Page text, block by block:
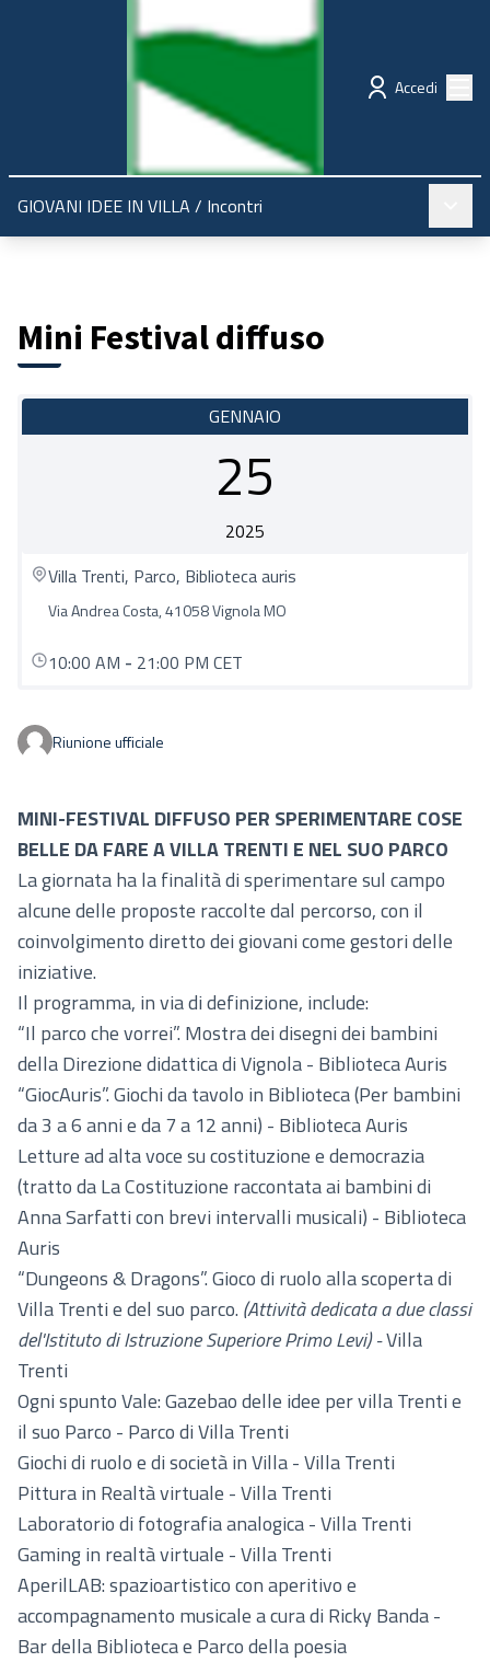
Regione Emilia-Romagna Partecipazione
Accedi
GIOVANI IDEE IN VILLA / Incontri
Mini Festival diffuso
GENNAIO
25
2025
Villa Trenti, Parco, Biblioteca auris
Via Andrea Costa, 41058 Vignola MO
10:00 AM - 21:00 PM CET
Riunione ufficiale
MINI-FESTIVAL DIFFUSO PER SPERIMENTARE COSE
BELLE DA FARE A VILLA TRENTI E NEL SUO PARCO
La giornata ha la finalità di sperimentare sul campo
alcune delle proposte raccolte dal percorso, con il
coinvolgimento diretto dei giovani come gestori delle
iniziative.
Il programma, in via di definizione, include:
“Il parco che vorrei”. Mostra dei disegni dei bam bini
della Direzione didattica di Vignola - Biblioteca Auris
“GiocAuris”. Giochi da tavolo in Biblioteca (Per bambini
da 3 a 6 anni e da 7 a 12 anni) - Biblioteca Auris
Letture ad alta voce su costituzione e democrazia
(tratto da La Costituzione raccontata ai bambini di
Anna Sarfatti con brevi intervalli musicali) - Biblioteca
Auris
“Dungeons & Dragons”. Gioco di ruolo alla scoperta di
Villa Trenti e del suo parco. (Attività dedicata a due classi
del'Istituto di Istruzione Superiore Primo Levi) -Villa
Trenti
Ogni spunto Vale: Gazebao delle idee per villa Trenti e
il suo Parco - Parco di Villa Trenti
Giochi di ruolo e di società in Villa - Villa Trenti
Pittu ra in Realtà virtuale - Villa Trenti
Laboratorio di fotografia analogica - Villa Trenti
G aming in realtà virtuale - Villa Trenti
AperilLAB: spazioartistico con aperitivo e
accompagnamento musicale a cura di Ricky Banda -
Bar della Biblioteca e Parco della poesia